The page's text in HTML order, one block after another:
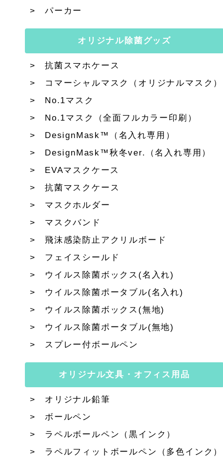
パーカー
オリジナル除菌グッズ
抗菌スマホケース
コマーシャルマスク（オリジナルマスク）
No.1マスク
No.1マスク（全面フルカラー印刷）
DesignMask™（名入れ専用）
DesignMask™秋冬ver.（名入れ専用）
EVAマスクケース
抗菌マスクケース
マスクホルダー
マスクバンド
飛沫感染防止アクリルボード
フェイスシールド
ウイルス除菌ボックス(名入れ)
ウイルス除菌ポータブル(名入れ)
ウイルス除菌ボックス(無地)
ウイルス除菌ポータブル(無地)
スプレー付ボールペン
オリジナル文具・オフィス用品
オリジナル鉛筆
ボールペン
ラペルボールペン（黒インク）
ラペルフィットボールペン（多色インク）